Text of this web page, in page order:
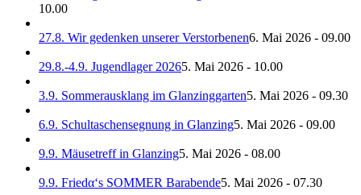
10.00
27.8. Wir gedenken unserer Verstorbenen6. Mai 2026 - 09.00
29.8.-4.9. Jugendlager 20265. Mai 2026 - 10.00
3.9. Sommerausklang im Glanzinggarten5. Mai 2026 - 09.30
6.9. Schultaschensegnung in Glanzing5. Mai 2026 - 09.00
9.9. Mäusetreff in Glanzing5. Mai 2026 - 08.00
9.9. Friedα‘s SOMMER Barabende5. Mai 2026 - 07.30